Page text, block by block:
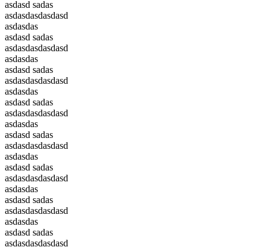
asdasd sadas
asdasdasdasdasd
asdasdas
asdasd sadas
asdasdasdasdasd
asdasdas
asdasd sadas
asdasdasdasdasd
asdasdas
asdasd sadas
asdasdasdasdasd
asdasdas
asdasd sadas
asdasdasdasdasd
asdasdas
asdasd sadas
asdasdasdasdasd
asdasdas
asdasd sadas
asdasdasdasdasd
asdasdas
asdasd sadas
asdasdasdasdasd